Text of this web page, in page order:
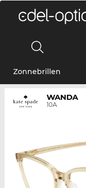
Zonnebrillen
WANDA
10A